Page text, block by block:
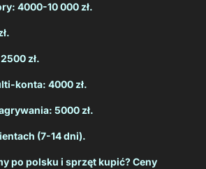
4000-10 000 zł.
zł.
konta: 4000 zł.
5000 zł.
(7-14 dni).
po polsku i sprzęt kupić? Ceny